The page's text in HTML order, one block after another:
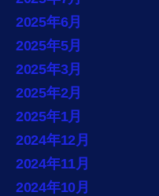
2025年6月
2025年5月
2025年3月
2025年2月
2025年1月
2024年12月
2024年11月
2024年10月